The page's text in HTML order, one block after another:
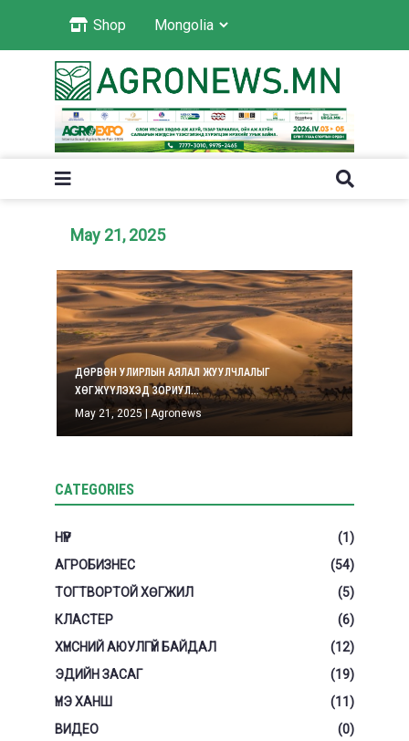
Shop
May 21, 2025
ДӨРВӨН УЛИРЛЫН АЯЛАЛ ЖУУЛЧЛАЛЫГ
ХӨГЖҮҮЛЭХЭД ЗОРИУЛ...
May 21, 2025 | Agronews
CATEGORIES
НҮҮР
(1)
АГРОБИЗНЕС
(54)
ТОГТВОРТОЙ ХӨГЖИЛ
(5)
КЛАСТЕР
(6)
ХҮНСНИЙ АЮУЛГҮЙ БАЙДАЛ
(12)
ЭДИЙН ЗАСАГ
(19)
ҮНЭ ХАНШ
(11)
ВИДЕО
(0)